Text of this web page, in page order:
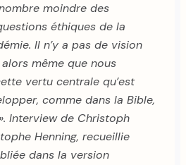
moindre des
éthiques de la
Il n’y a pas de vision
même que nous
vertu centrale qu’est
comme dans la Bible,
Interview de Christoph
Henning, recueillie
dans la version